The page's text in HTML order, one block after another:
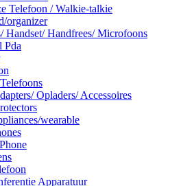
Telefoon / Walkie-talkie
organizer
Handset/ Handfrees/ Microfoons
Pda
Opladers/ Accessoires
wearable
Apparatuur